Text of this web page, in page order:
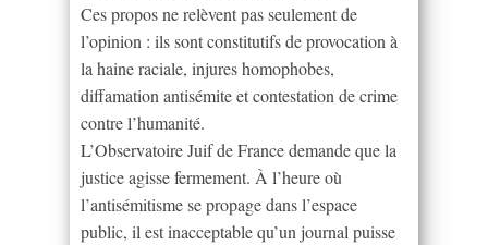
Ces propos ne relèvent pas seulement de
l’opinion : ils sont constitutifs de provocation à
la haine raciale, injures homophobes,
diffamation antisémite et contestation de crime
contre l’humanité.
L’Observatoire Juif de France demande que la
justice agisse fermement. À l’heure où
l’antisémitisme se propage dans l’espace
public, il est inacceptable qu’un journal puisse